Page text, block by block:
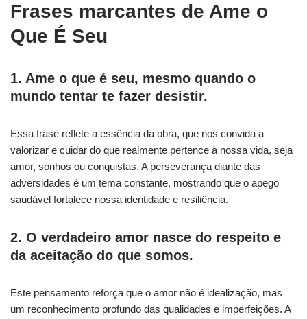
Frases marcantes de Ame o
Que É Seu
1. Ame o que é seu, mesmo quando o
mundo tentar te fazer desistir.
Essa frase reflete a essência da obra, que nos convida a
valorizar e cuidar do que realmente pertence à nossa vida, seja
amor, sonhos ou conquistas. A perseverança diante das
adversidades é um tema constante, mostrando que o apego
saudável fortalece nossa identidade e resiliência.
2. O verdadeiro amor nasce do respeito e
da aceitação do que somos.
Este pensamento reforça que o amor não é idealização, mas
um reconhecimento profundo das qualidades e imperfeições. A